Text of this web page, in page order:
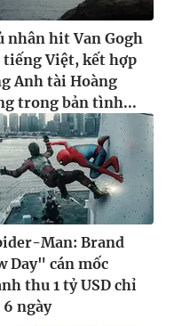
nhân hit Van Gogh
tiếng Việt, kết hợp
Anh tài Hoàng
trong bản tình...
Man: Brand
Day" cán mốc
thu 1 tỷ USD chỉ
6 ngày